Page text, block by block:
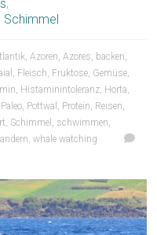
,
Schimmel
,Azoren,Azores, backen,
, Fleisch, Fruktose, Gemüse,
, Histaminintoleranz, Horta,
Paleo, Pottwal , Protein, Reisen,
, Schimmel , schwimmen,
,whale watching